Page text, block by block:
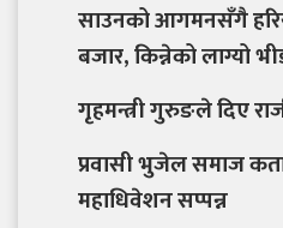
साउनको आगमनसँगै
बजार, किन्नेको लाग्यो
गृहमन्त्री गुरुङले दिए
प्रवासी भुजेल समाज
महाधिवेशन सप्पन्न